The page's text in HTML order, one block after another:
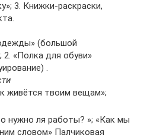
3. Книжки-раскраски,
(большой
2. «Полка для обуви»
.
живётся твоим вещам»;
нужно ля работы? »; «Как мы
словом» Палчиковая